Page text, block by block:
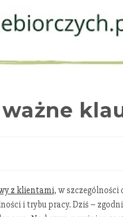
z klientami, w szczególności
i trybu pracy. Dziś –